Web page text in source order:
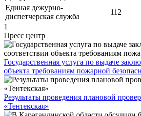
Единая дежурно-
диспетчерская служба
112
1
Пресс центр
Государственная услуга по выдаче
объекта требованиям пожарной
Результаты проведения плановой
«Тентекская»